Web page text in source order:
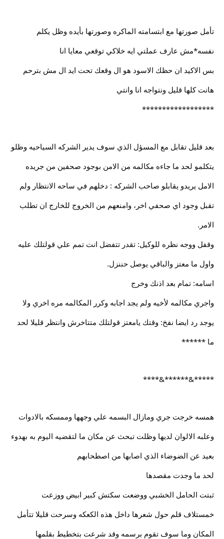
تأمل صورتها مع ابتسامته الماكره وصورتها بأيده وظل يكلم
نفسه*مش عارف عملتي ايه خلاكي توقعي معايا انا
بس الاكيد ان حظك الاسود هو ال وقعك تحت ايد ال مش بترحم
هانت كلها قليل ونتواجه انا وانتي
******************
بعد قليل تقابل مع المسؤل الذي سوف يدير الشركه السياحيه وظلو
يتكلمو لحد ما جاءه مكالمه من الامن بوجود صحفين من جريده
الامل يريدو يقابلو صاحب الشركه : دخلهم في ساحه الانتظار ولم
تقبل وجود اي صحفي اخر، وامنعهم من الخروج للخارج ان تطلب
الامر.
وقفل ووجه نظره للوكيل: تقدر تتفضل انت تمم علي قولتلك عليه
واول ما معتز والباقي يوصل حننزل.
اسامه: تمام بعد اذنك وخرج
واجري مكالمه لأخيه ولم يجد اجابه وكرر المكالمه مره اخري ولا
يوجد رد ايضا نفخ: وقتك يامعتز قولتلك متتاخرش وانتظر قليلا لحد
ما ******
*****&******&****
همسه خرجت جري ومازال البسمه علي وجهها وممسكه بالادوات
وعلبه الالوان لديها وظلت تبحث عن مكان ما لتقضيه اليوم به بهدوء
بعيد عن الضوضاء الذي اصابها من اصطحابهم
لحد ما وجدت مقصدها
ثبتت الحامل الخشبي ووضعت سكتش كبير ابيض ووزعت
خمستلاف قلم حول شعرها داخل هذه الكعكه وسرحت قليلا تتأمل
المكان وما سوف تقوم برسمه وقد شرعت بتخطيط بقلمها